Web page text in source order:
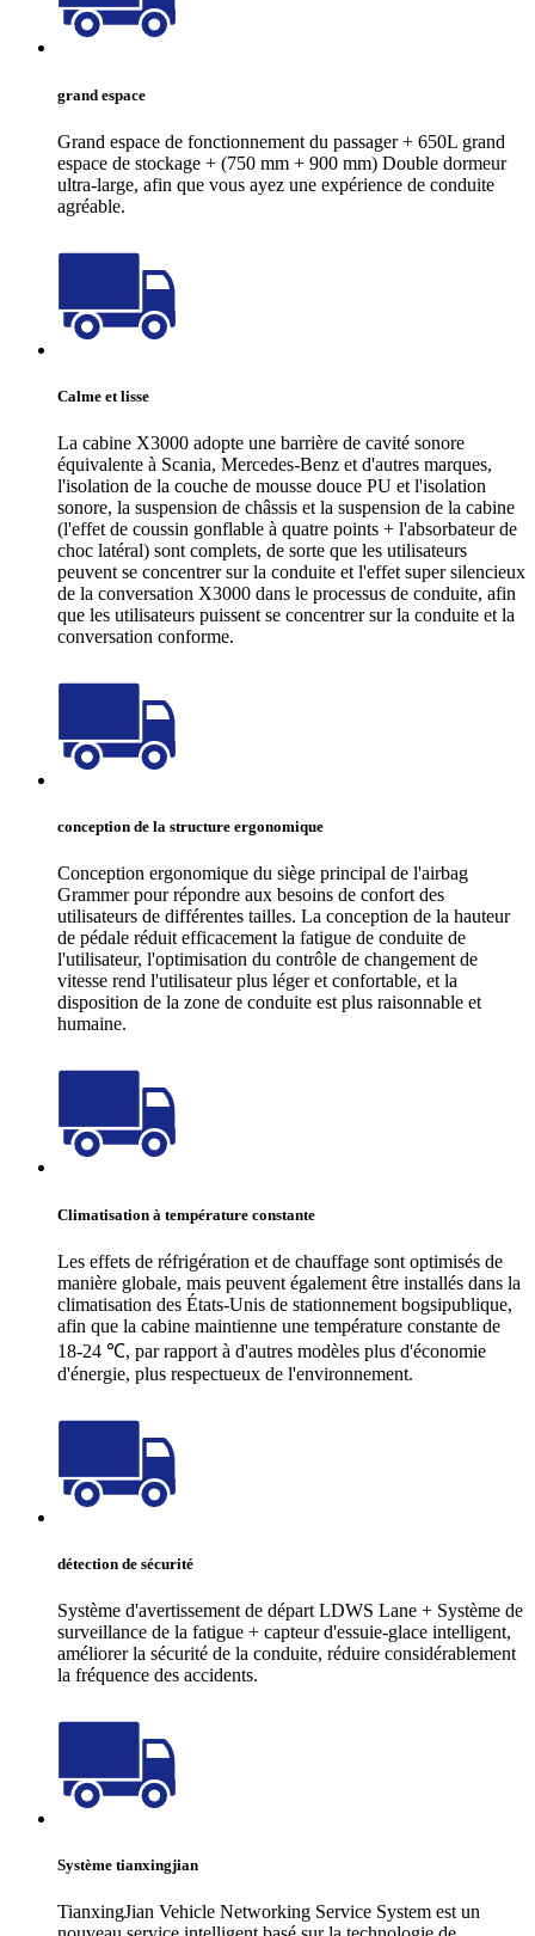
grand espace
Grand espace de fonctionnement du passager + 650L grand
espace de stockage + (750 mm + 900 mm) Double dormeur
ultra-large, afin que vous ayez une expérience de conduite
agréable.
Calme et lisse
La cabine X3000 adopte une barrière de cavité sonore
équivalente à Scania, Mercedes-Benz et d'autres marques,
l'isolation de la couche de mousse douce PU et l'isolation
sonore, la suspension de châssis et la suspension de la cabine
(l'effet de coussin gonflable à quatre points + l'absorbateur de
choc latéral) sont complets, de sorte que les utilisateurs
peuvent se concentrer sur la conduite et l'effet super silencieux
de la conversation X3000 dans le processus de conduite, afin
que les utilisateurs puissent se concentrer sur la conduite et la
conversation conforme.
conception de la structure ergonomique
Conception ergonomique du siège principal de l'airbag
Grammer pour répondre aux besoins de confort des
utilisateurs de différentes tailles. La conception de la hauteur
de pédale réduit efficacement la fatigue de conduite de
l'utilisateur, l'optimisation du contrôle de changement de
vitesse rend l'utilisateur plus léger et confortable, et la
disposition de la zone de conduite est plus raisonnable et
humaine.
Climatisation à température constante
Les effets de réfrigération et de chauffage sont optimisés de
manière globale, mais peuvent également être installés dans la
climatisation des États-Unis de stationnement bogsipublique,
afin que la cabine maintienne une température constante de
18-24 ℃, par rapport à d'autres modèles plus d'économie
d'énergie, plus respectueux de l'environnement.
détection de sécurité
Système d'avertissement de départ LDWS Lane + Système de
surveillance de la fatigue + capteur d'essuie-glace intelligent,
améliorer la sécurité de la conduite, réduire considérablement
la fréquence des accidents.
Système tianxingjian
TianxingJian Vehicle Networking Service System est un